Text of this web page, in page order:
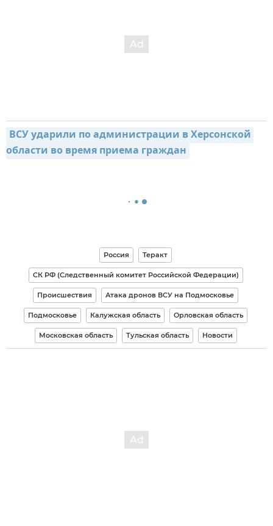
ВСУ ударили по администрации в Херсонской
области во время приема граждан
Россия Теракт
СК РФ (Следственный комитет Российской Федерации)
Происшествия Атака дронов ВСУ на Подмосковье
Подмосковье Калужская область Орловская область
Московская область Тульская область Новости